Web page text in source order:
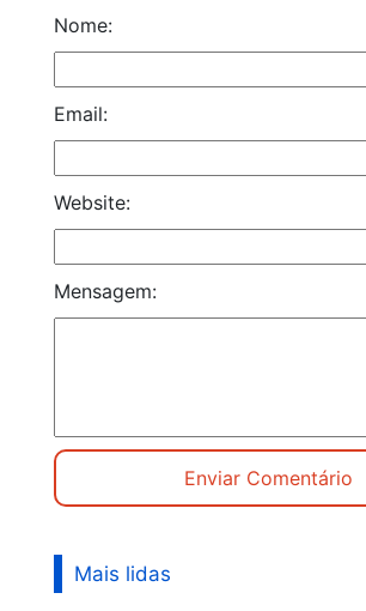
Nome:
Email:
Website:
Mensagem:
Mais lidas